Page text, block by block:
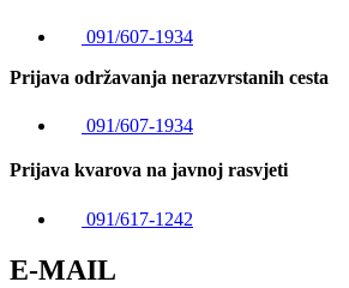
091/607-1934
Prijava održavanja nerazvrstanih cesta
091/607-1934
Prijava kvarova na javnoj rasvjeti
091/617-1242
E-MAIL